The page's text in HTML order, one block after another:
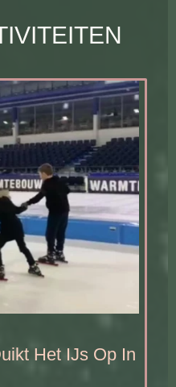
Het IJs Op In